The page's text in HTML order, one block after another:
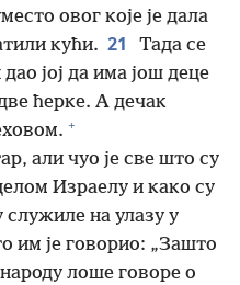
овог које је дала
кући. 21
Тада се
јој да има још деце
ћерке. А дечак
+
али чуо је све што су
Израелу и како су
служиле на улазу у
им је говорио: „Зашто
лоше говоре о